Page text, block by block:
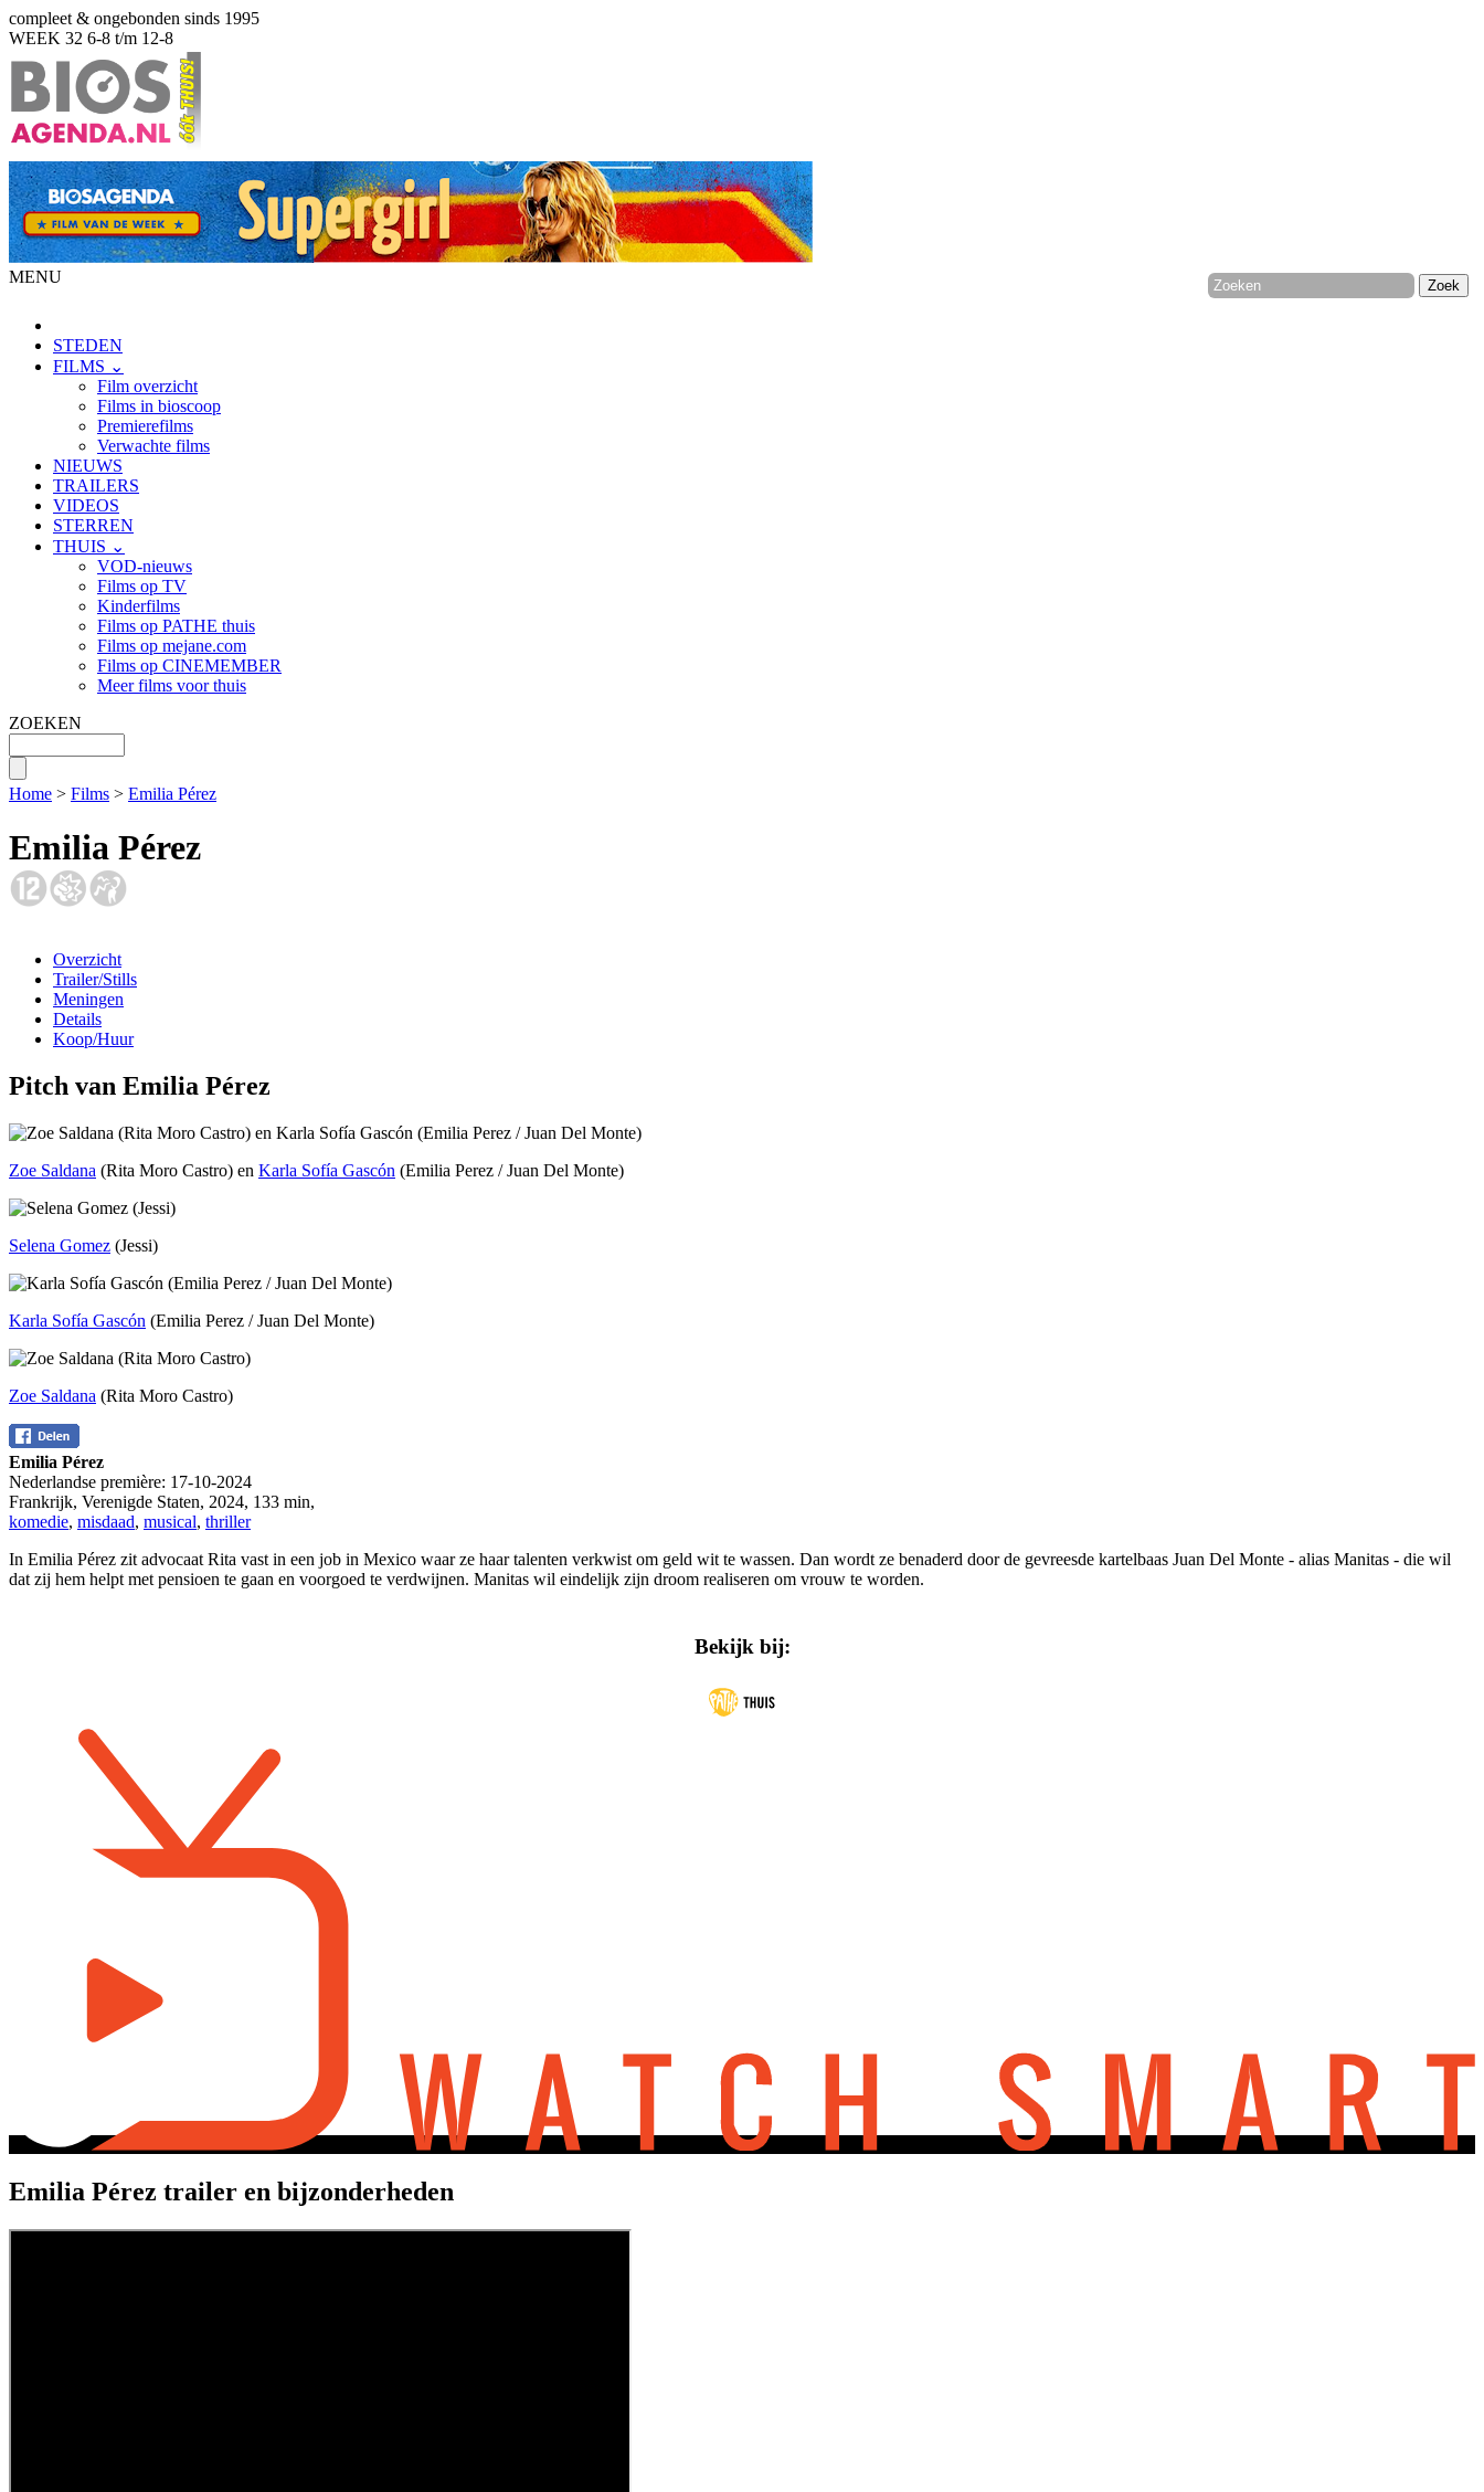
compleet & ongebonden sinds 1995
WEEK 32 6-8 t/m 12-8
MENU
STEDEN
FILMS ⌄
Film overzicht
Films in bioscoop
Premierefilms
Verwachte films
NIEUWS
TRAILERS
VIDEOS
STERREN
THUIS ⌄
VOD-nieuws
Films op TV
Kinderfilms
Films op PATHE thuis
Films op mejane.com
Films op CINEMEMBER
Meer films voor thuis
ZOEKEN
Home > Films > Emilia Pérez
Emilia Pérez
Overzicht
Trailer/Stills
Meningen
Details
Koop/Huur
Pitch van Emilia Pérez
Zoe Saldana (Rita Moro Castro) en Karla Sofía Gascón (Emilia Perez / Juan Del Monte)
Selena Gomez (Jessi)
Karla Sofía Gascón (Emilia Perez / Juan Del Monte)
Zoe Saldana (Rita Moro Castro)
Emilia Pérez
Nederlandse première: 17-10-2024
Frankrijk, Verenigde Staten, 2024, 133 min,
komedie, misdaad, musical, thriller
In Emilia Pérez zit advocaat Rita vast in een job in Mexico waar ze haar talenten verkwist om geld wit te wassen. Dan wordt ze benaderd door de gevreesde kartelbaas Juan Del Monte - alias Manitas - die wil
dat zij hem helpt met pensioen te gaan en voorgoed te verdwijnen. Manitas wil eindelijk zijn droom realiseren om vrouw te worden.
Bekijk bij:
Emilia Pérez trailer en bijzonderheden